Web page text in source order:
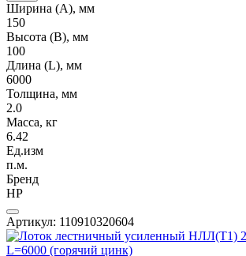
Ширина (А), мм
150
Высота (В), мм
100
Длина (L), мм
6000
Толщина, мм
2.0
Масса, кг
6.42
Ед.изм
п.м.
Бренд
НР
Артикул: 110910320604